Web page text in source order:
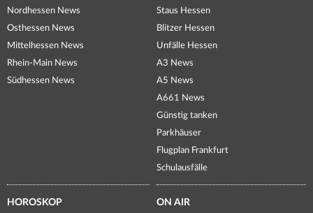
Nordhessen News
Osthessen News
Mittelhessen News
Rhein-Main News
Südhessen News
Staus Hessen
Blitzer Hessen
Unfälle Hessen
A3 News
A5 News
A661 News
Günstig tanken
Parkhäuser
Flugplan Frankfurt
Schulausfälle
HOROSKOP ON AIR